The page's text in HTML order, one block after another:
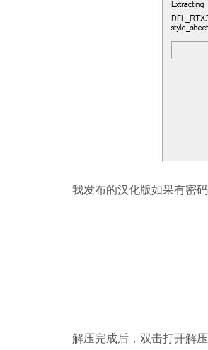
我发布的汉化版如果有密
解压完成后，双击打开解压